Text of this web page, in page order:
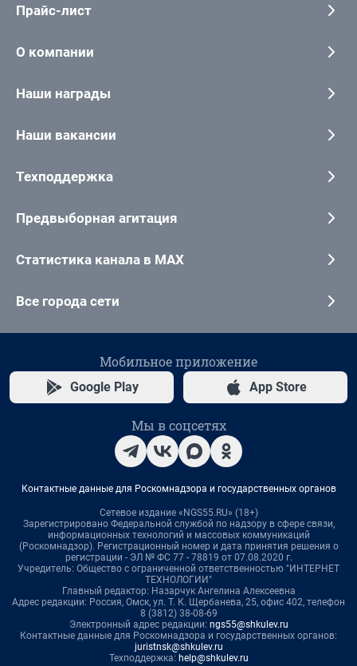
Прайс-лист
О компании
Наши награды
Наши вакансии
Техподдержка
Предвыборная агитация
Статистика канала в MAX
Все города сети
Мобильное приложение
Google Play App Store
Мы в соцсетях
Контактные данные для Роскомнадзора и государственных органов
Сетевое издание «NGS55.RU» (18+)
Зарегистрировано Федеральной службой по надзору в сфере связи,
информационных технологий и массовых коммуникаций
(Роскомнадзор). Регистрационный номер и дата принятия решения о
регистрации - ЭЛ № ФС 77 - 78819 от 07.08.2020 г.
Учредитель: Общество с ограниченной ответственностью "ИНТЕРНЕТ
ТЕХНОЛОГИИ"
Главный редактор: Назарчук Ангелина Алексеевна
Адрес редакции: Россия, Омск, ул. Т. К. Щербанева, 25, офис 402, телефон
8 (3812) 38-08-69
Электронный адрес редакции: ngs55@shkulev.ru
Контактные данные для Роскомнадзора и государственных органов:
juristnsk@shkulev.ru
Техподдержка: help@shkulev.ru